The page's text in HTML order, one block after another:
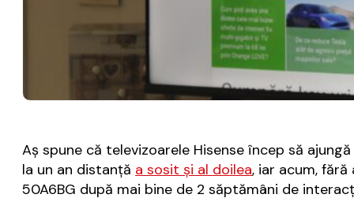
Aș spune că televizoarele Hisense încep să
la un an distanță a sosit și al doilea, iar acum,
50A6BG după mai bine de 2 săptămâni de